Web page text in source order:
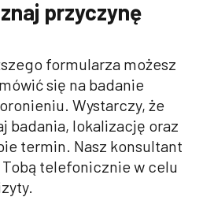
przyczynę
formularza możesz
się na badanie
Wystarczy, że
badania, lokalizację oraz
termin. Nasz konsultant
telefonicznie w celu